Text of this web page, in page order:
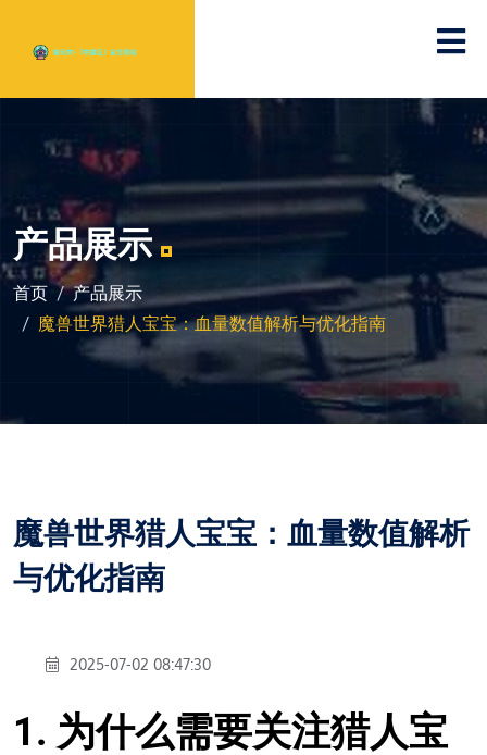
产品展示
首页
产品展示
魔兽世界猎人宝宝：血量数值解析与优化指南
魔兽世界猎人宝宝：血量数值解析
与优化指南
2025-07-02 08:47:30
1. 为什么需要关注猎人宝